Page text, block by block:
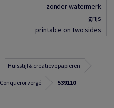
zonder watermerk
grijs
printable on two sides
Huisstijl & creatieve papieren
Conqueror vergé 539110